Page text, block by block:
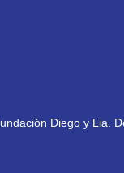
Diego y Lia.